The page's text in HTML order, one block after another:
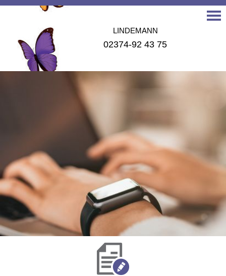
LINDEMANN
02374-92 43 75
02371-24 068
MOTZ
02371- 25 192
Navigation
überspringen